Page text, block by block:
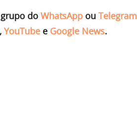
do WhatsApp ou Telegram
, YouTube e Google News.